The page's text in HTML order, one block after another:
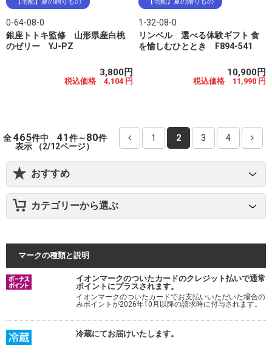
0-64-08-0
銀座トトキ監修 山形県産白桃
のゼリー YJ-PZ
3,800円
税込価格 4,104 円
1-32-08-0
リンベル 選べる体験ギフト 食
を愉しむひととき F894-541
10,900円
税込価格 11,990 円
全465件中 41件～80件
表示 （2/12ページ）
1 2 3 4
おすすめ
カテゴリーから選ぶ
マークの種類と説明
イオンマークのついたカードのクレジット払いで通常
ポイントにプラスされます。
イオンマークのついたカードでお支払いいただいた場合の
みポイントが2026年10月以降の請求時に付与されます。
冷蔵にてお届けいたします。